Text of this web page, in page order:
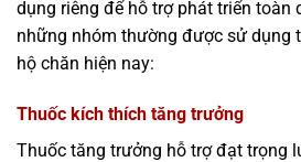
dụng riêng để hỗ trợ phát triển toàn
những nhóm thường được sử dụng
hộ chăn hiện nay:
Thuốc kích thích tăng trưởng
Thuốc tăng trưởng hỗ trợ đạt trọng